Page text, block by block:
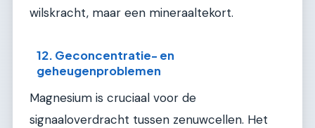
wilskracht, maar een mineraaltekort.
12. Geconcentratie- en
geheugenproblemen
Magnesium is cruciaal voor de
signaaloverdracht tussen zenuwcellen. Het